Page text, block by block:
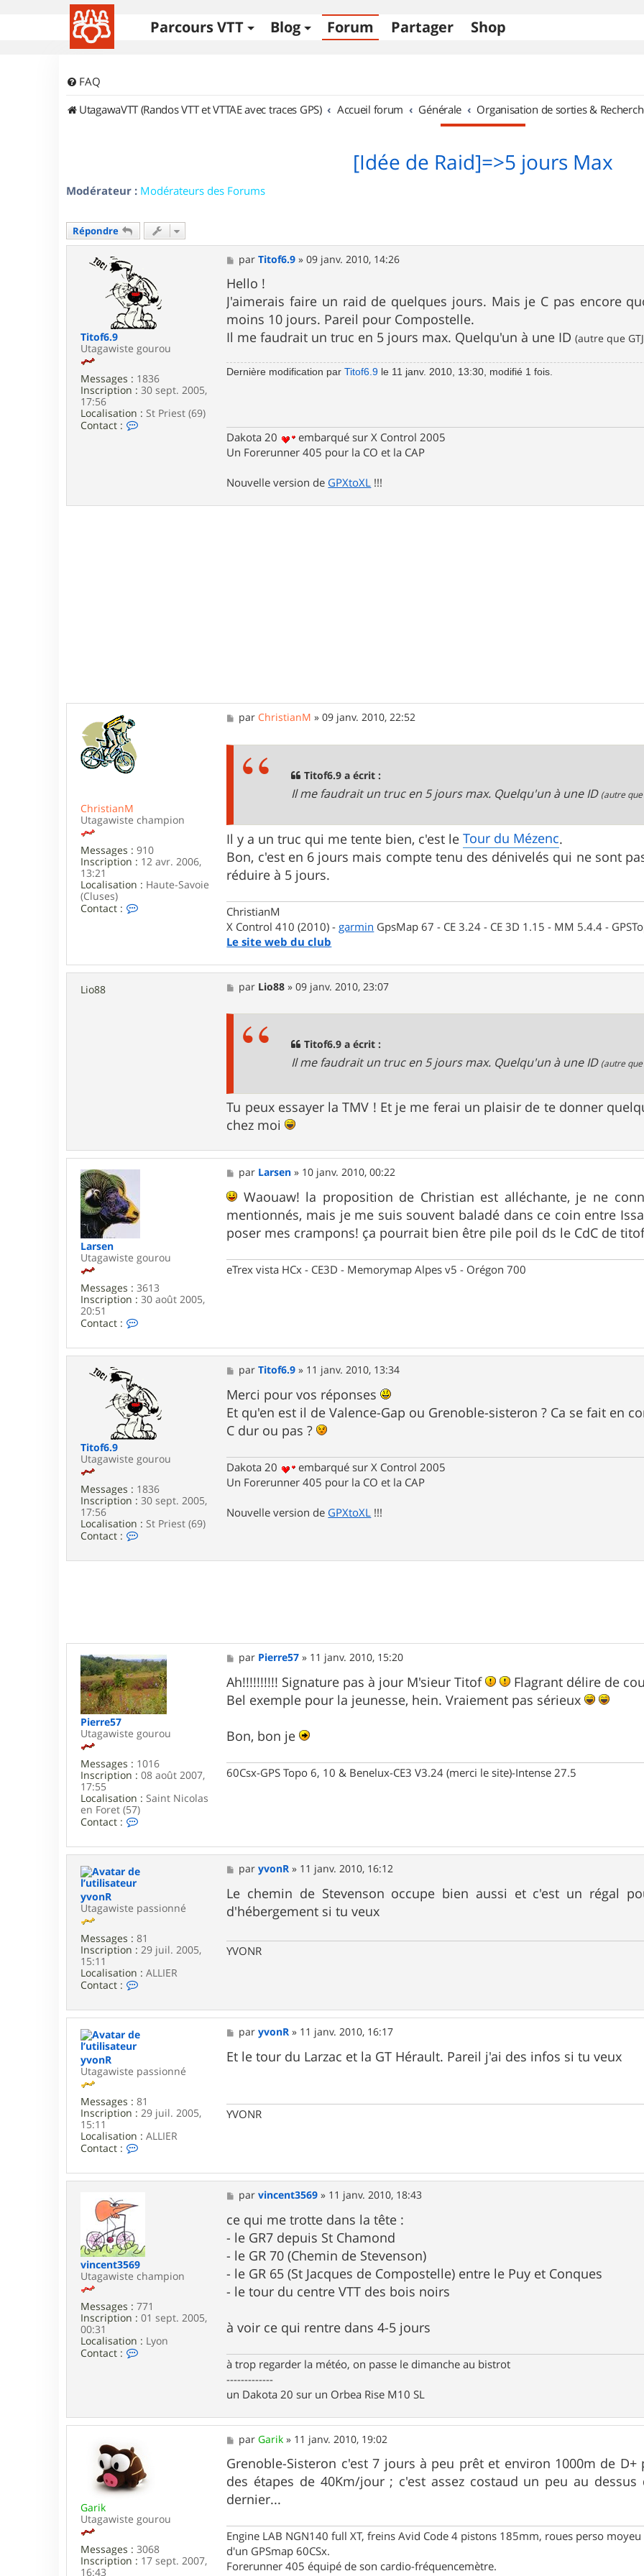
Parcours VTT Blog Forum Partager Shop
FAQ
UtagawaVTT (Randos VTT et VTTAE avec traces GPS)
Accueil forum Générale Organisation de sorties &
[Idée de Raid]=>5 jours Max
Modérateur : Modérateurs des Forums
Répondre
Titof6.9
Utagawiste gourou
Messages : 1836
Inscription : 30 sept. 2005,
17:56
Localisation : St Priest (69)
Contact :
e
M
e
s
s
a
g
e
parTitof6.9 »09 janv. 2010, 14:26
Hello !
J'aimerais faire un raid de quelques jours. Mais je C pas encore
moins 10 jours. Pareil pour Compostelle.
Il me faudrait un truc en 5 jours max. Quelqu'un à une ID(autre que
Dernière modification parTitof6.9 le 11 janv. 2010, 13:30, modifié 1 fois.
Dakota 20
embarqué sur X Control 2005
Un Forerunner 405 pour la CO et la CAP
Nouvelle version de GPXtoXL !!!
ChristianM
Utagawiste champion
Messages : 910
Inscription : 12 avr. 2006,
13:21
Localisation : Haute-Savoie
(Cluses)
Contact :
c
t
M
e
par ChristianM »09 janv. 2010, 22:52
Titof6.9 a écrit :
Il me faudrait un truc en 5 jours max. Quelqu'un à une ID (autre que
Il y a un truc qui me tente bien, c'est leTour du Mézenc.
Bon, c'est en 6 jours mais compte tenu des dénivelés qui ne sont
réduire à 5 jours.
ChristianM
X Control 410 (2010) - garmin GpsMap 67 - CE 3.24 - CE 3D 1.15 - MM 5.4.4 -
Le site web du club
Lio88
M
e
par Lio88 »09 janv. 2010, 23:07
Titof6.9 a écrit :
Il me faudrait un truc en 5 jours max. Quelqu'un à une ID (autre que
Tu peux essayer la TMV ! Et je me ferai un plaisir de te donner
chez moi
Larsen
Utagawiste gourou
Messages : 3613
Inscription : 30 août 2005,
20:51
Contact :
n
t
t
e
r
L
a
s
n
M
e
s
a
g
e
par Larsen » 10 janv. 2010, 00:22
Waouaw! la proposition de Christian est alléchante, je ne
mentionnés, mais je me suis souvent baladé dans ce coin entre
poser mes crampons! ça pourrait bien être pile poil ds le CdC de
eTrex vista HCx - CE3D - Memorymap Alpes v5 - Orégon 700
Titof6.9
Utagawiste gourou
Messages : 1836
Inscription : 30 sept. 2005,
17:56
Localisation : St Priest (69)
Contact :
t
o
f
6
.
9
M
e
s
s
a
g
e
parTitof6.9 » 11 janv. 2010, 13:34
Merci pour vos réponses
Et qu'en est il de Valence-Gap ou Grenoble-sisteron ? Ca se fait en
C dur ou pas ?
Dakota 20
embarqué sur X Control 2005
Un Forerunner 405 pour la CO et la CAP
Nouvelle version de GPXtoXL !!!
Pierre57
Utagawiste gourou
Messages : 1016
Inscription : 08 août 2007,
17:55
Localisation : Saint Nicolas
en Foret (57)
Contact :
n
t
c
r
i
e
r
M
e
s
s
a
par Pierre57 » 11 janv. 2010, 15:20
Ah!!!!!!!!!! Signature pas à jour M'sieur Titof
Flagrant délire de
Bel exemple pour la jeunesse, hein. Vraiement pas sérieux
Bon, bon je
60Csx-GPS Topo 6, 10 & Benelux-CE3 V3.24 (merci le site)-Intense 27.5
yvonR
Utagawiste passionné
Messages : 81
Inscription : 29 juil. 2005,
15:11
Localisation : ALLIER
Contact :
t
c
r
v
o
R
M
e
s
s
a
paryvonR » 11 janv. 2010, 16:12
Le chemin de Stevenson occupe bien aussi et c'est un régal
d'hébergement si tu veux
YVONR
yvonR
Utagawiste passionné
Messages : 81
Inscription : 29 juil. 2005,
15:11
Localisation : ALLIER
Contact :
n
t
y
v
o
M
e
s
s
paryvonR » 11 janv. 2010, 16:17
Et le tour du Larzac et la GT Hérault. Pareil j'ai des infos si tu veux
YVONR
vincent3569
Utagawiste champion
Messages : 771
Inscription : 01 sept. 2005,
00:31
Localisation : Lyon
Contact :
t
v
i
n
c
t
5
6
M
e
s
s
a
g
e
parvincent3569 » 11 janv. 2010, 18:43
ce qui me trotte dans la tête :
- le GR7 depuis St Chamond
- le GR 70 (Chemin de Stevenson)
- le GR 65 (St Jacques de Compostelle) entre le Puy et Conques
- le tour du centre VTT des bois noirs
à voir ce qui rentre dans 4-5 jours
à trop regarder la météo, on passe le dimanche au bistrot
-------------
un Dakota 20 sur un Orbea Rise M10 SL
Garik
Utagawiste gourou
Messages : 3068
Inscription : 17 sept. 2007,
16:43
M
e
s
s
a
g
e
parGarik » 11 janv. 2010, 19:02
Grenoble-Sisteron c'est 7 jours à peu prêt et environ 1000m de
des étapes de 40Km/jour ; c'est assez costaud un peu au
dernier...
Engine LAB NGN140 full XT, freins Avid Code 4 pistons 185mm, roues perso
d'un GPSmap 60CSx.
Forerunner 405 équipé de son cardio-fréquencemètre.